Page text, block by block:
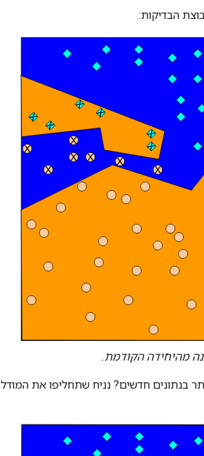
הבדיקות:
מהיחידה הקודמת.
בנתונים חדשים? נניח שתחליפו את המודל